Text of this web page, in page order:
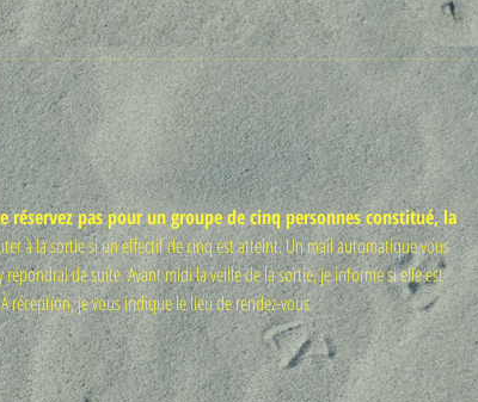
pas pour un groupe de cinq personnes constitué, la
à la sortie si un effectif de cinq est atteint. Un mail automatique vous
de suite. Avant midi la veille de la sortie, je informe si elle est
réception, je vous indique le lieu de rendez-vous.